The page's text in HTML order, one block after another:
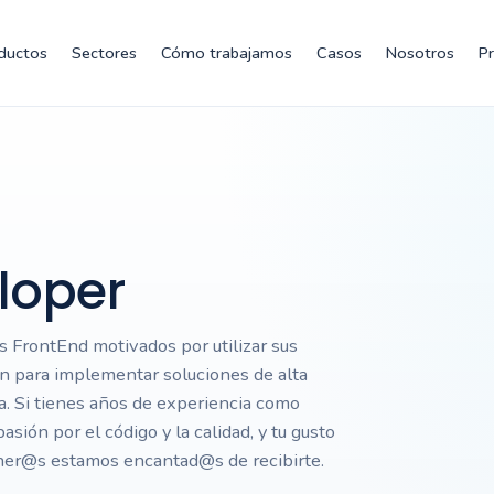
Sectores Cómo trabajamos Casos Nosotros
FrontEnd motivados por utilizar sus
para implementar soluciones de alta
Si tienes años de experiencia como
por el código y la calidad, y tu gusto
estamos encantad@s de recibirte.